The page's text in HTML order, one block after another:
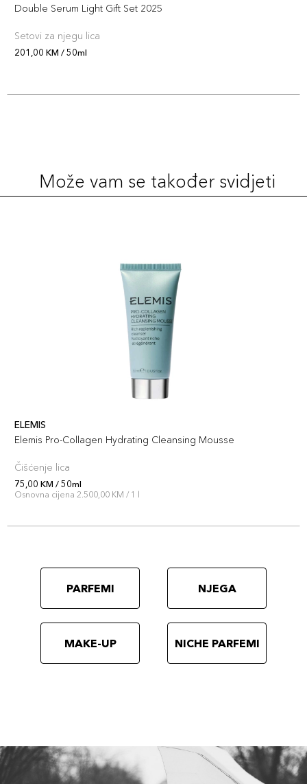
Double Serum Light Gift Set 2025
Setovi za njegu lica
201,00 KM / 50ml
Može vam se također svidjeti
ELEMIS
Elemis Pro-Collagen Hydrating Cleansing Mousse
Čišćenje lica
75,00 KM / 50ml
Osnovna cijena 2.500,00 KM / 1 l
PARFEMI NJEGA
MAKE-UP NICHE PARFEMI